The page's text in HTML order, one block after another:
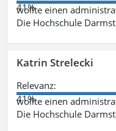
41%
wollte einen
Die Hochschule
Katrin Strelecki
Relevanz:
41%
wollte einen
Die Hochschule